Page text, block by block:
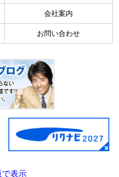
会社案内
お問い合わせ
で表示